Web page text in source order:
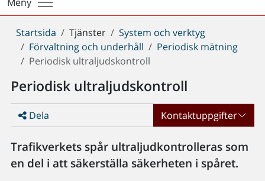
Du
är
här:
Startsida Tjänster
System och verktyg
Förvaltning och underhåll
Periodisk mätning
Periodisk ultraljudskontroll
Periodisk ultraljudskontroll
Dela Kontaktuppgifter
Trafikverkets spår ultraljudkontrolleras som
en del i att säkerställa säkerheten i spåret.